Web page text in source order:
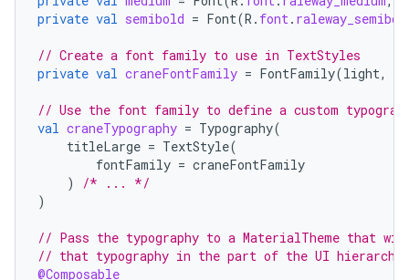
private val semibold = Font(R . font.
// Create a font family to use in TextStyles
private val craneFontFamily = FontFamily(light,
// Use the font family to define a custom
val craneTypography = Typography(
titleLarge = TextStyle(
fontFamily = craneFontFamily
)
/* ... */
)
// Pass the typography to a MaterialTheme that
// that typography in the part of the UI hierarchy
@Composable